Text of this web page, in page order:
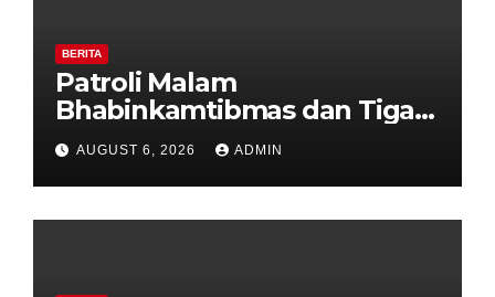
BERITA
Patroli Malam
Bhabinkamtibmas dan Tiga
Pilar Kelurahan Ungaran
Perkuat Kamtibmas, Warga
Diajak Aktifkan Ronda
AUGUST 6, 2026 ADMIN